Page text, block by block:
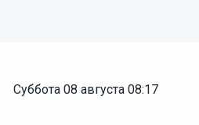
суббота 08 августа 08:17